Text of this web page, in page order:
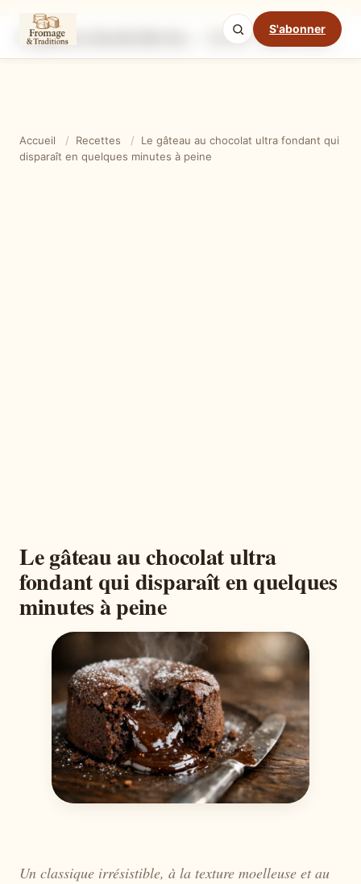
S'abonner
Ingrédients Étapes
Mode cuisine
Accueil / Recettes /
Le gâteau au chocolat ultra fondant qui
disparaît en quelques minutes à peine
Le gâteau au chocolat ultra
fondant qui disparaît en quelques
minutes à peine
Un classique irrésistible, à la texture moelleuse et au